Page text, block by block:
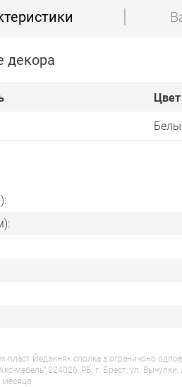
декора
пласт Йедзиняк сполка з ограничоно
мебель" 224026, РБ, г. Брест, ул. Вычулки,
месяца